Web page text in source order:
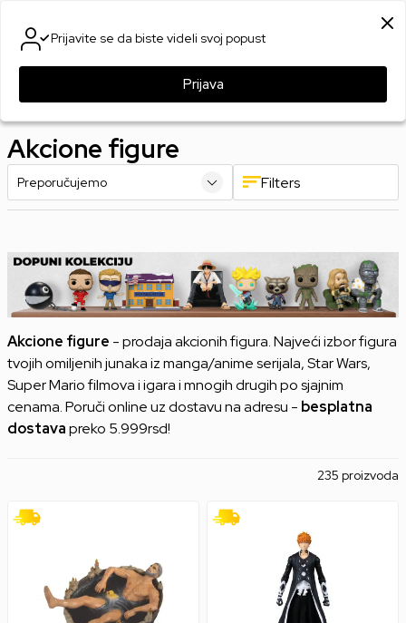
Games Online Shop Proizvodi Merchandise Akcione figure
Akcione figure
Filters
Akcione figure - prodaja akcionih figura. Najveći izbor figura
tvojih omiljenih junaka iz manga/anime serijala, Star Wars,
Super Mario filmova i igara i mnogih drugih po sjajnim
cenama. Poruči online uz dostavu na adresu - besplatna
dostavapreko 5.999rsd!
235 proizvoda
Prijavite se da biste videli svoj popust
Prijava